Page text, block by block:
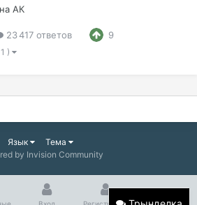
АК
23 417 ответов 9
)
Язык
Тема
by Invision Community